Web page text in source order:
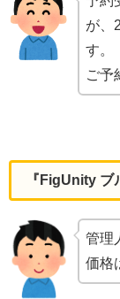
が、
す。
ご予
『FigUnity
管理
価格